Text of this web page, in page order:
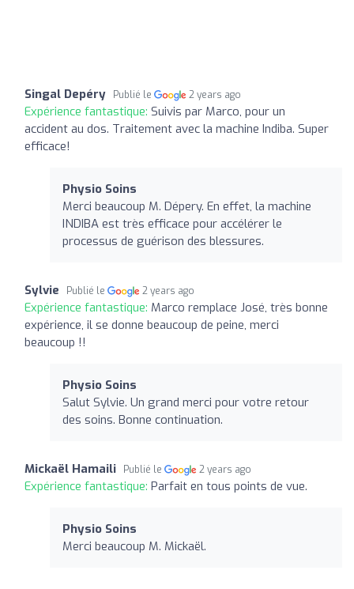
Singal Depéry Publié le 2 years ago
Expérience fantastique: Suivis par Marco, pour un
accident au dos. Traitement avec la machine Indiba. Super
efficace!
Physio Soins
Merci beaucoup M. Dépery. En effet, la machine
INDIBA est très efficace pour accélérer le
processus de guérison des blessures.
Sylvie Publié le 2 years ago
Expérience fantastique: Marco remplace José, très bonne
expérience, il se donne beaucoup de peine, merci
beaucoup !!
Physio Soins
Salut Sylvie. Un grand merci pour votre retour
des soins. Bonne continuation.
Mickaël Hamaili Publié le 2 years ago
Expérience fantastique: Parfait en tous points de vue.
Physio Soins
Merci beaucoup M. Mickaël.